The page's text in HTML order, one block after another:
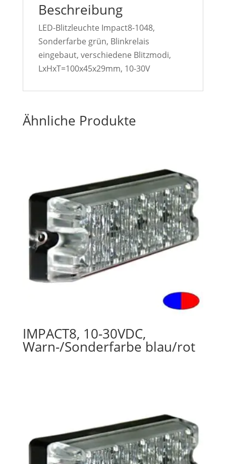
Beschreibung
LED-Blitzleuchte Impact8-1048,
Sonderfarbe grün, Blinkrelais
eingebaut, verschiedene Blitzmodi,
LxHxT=100x45x29mm, 10-30V
Ähnliche Produkte
IMPACT8, 10-30VDC,
Warn-/Sonderfarbe blau/rot